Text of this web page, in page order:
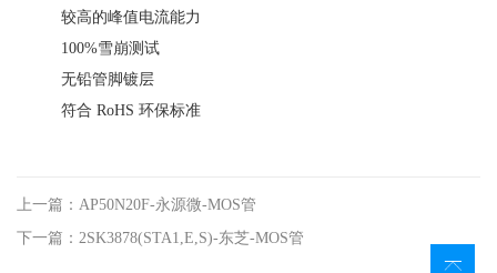
较高的峰值电流能力
100%雪崩测试
无铅管脚镀层
符合 RoHS 环保标准
上一篇：AP50N20F-永源微-MOS管
下一篇：2SK3878(STA1,E,S)-东芝-MOS管